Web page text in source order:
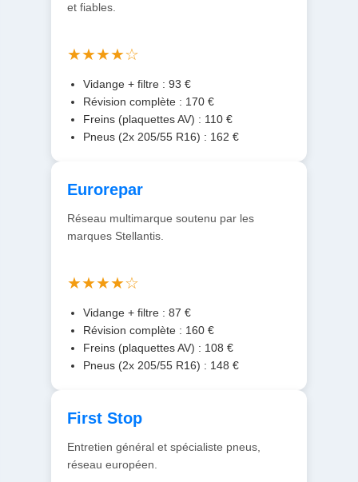
et fiables.
★★★★☆
Vidange + filtre : 93 €
Révision complète : 170 €
Freins (plaquettes AV) : 110 €
Pneus (2x 205/55 R16) : 162 €
Eurorepar
Réseau multimarque soutenu par les
marques Stellantis.
★★★★☆
Vidange + filtre : 87 €
Révision complète : 160 €
Freins (plaquettes AV) : 108 €
Pneus (2x 205/55 R16) : 148 €
First Stop
Entretien général et spécialiste pneus,
réseau européen.